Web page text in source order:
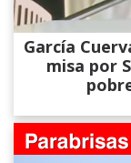
García
misa por